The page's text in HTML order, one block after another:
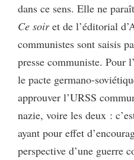
dans ce sens. Elle ne
Ce soiret de l’éditorial
communistes sont saisis
presse communiste. Pour
le pacte germano-
approuver l’URSS
nazie, voire les deux :
ayant pour effet
perspective d’une guerre